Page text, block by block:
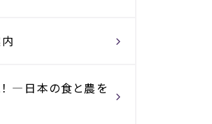
！ ―日本の食と農を